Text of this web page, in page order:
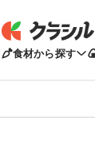
食材から探す